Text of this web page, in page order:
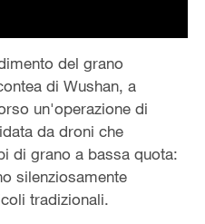
del grano
di Wushan, a
un'operazione di
da droni che
di grano a bassa quota:
silenziosamente
tradizionali.